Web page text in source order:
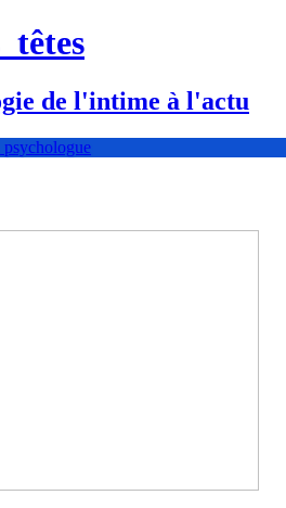
têtes
de l'intime à l'actu
psychologue